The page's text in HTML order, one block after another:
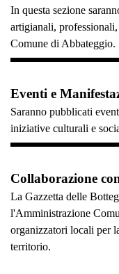
In questa sezione
artigianali,
Comune di Abbateggio.
Eventi e
Saranno pubblicati
iniziative culturali e
Collaborazione
La Gazzetta delle
l'Amministrazione
organizzatori locali per
territorio.